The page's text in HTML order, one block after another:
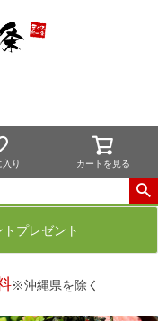
入り カートを見る
トプレゼント
※沖縄県を除く